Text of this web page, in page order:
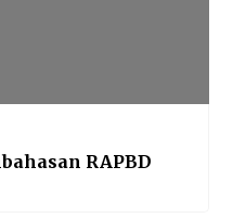
RAPBD